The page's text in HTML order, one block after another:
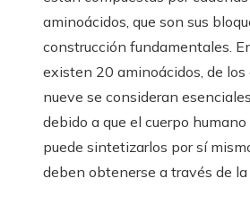
aminoácidos, que son sus
construcción fundamentales.
existen 20 aminoácidos, de los
nueve se consideran esenciales
debido a que el cuerpo humano
puede sintetizarlos por sí
deben obtenerse a través de la